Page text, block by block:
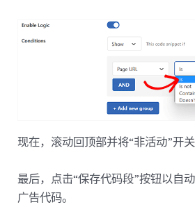
现在，滚动回顶部并将“非活动”开关
最后，点击“保存代码段”按钮以自
广告代码。